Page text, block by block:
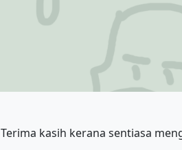
Terima kasih kerana sentiasa